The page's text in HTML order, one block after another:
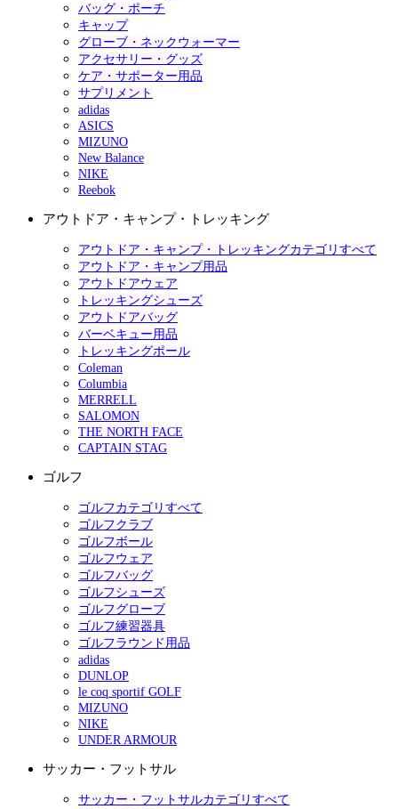
バッグ・ポーチ
キャップ
グローブ・ネックウォーマー
アクセサリー・グッズ
ケア・サポーター用品
サプリメント
adidas
ASICS
MIZUNO
New Balance
NIKE
Reebok
アウトドア・キャンプ・トレッキング
アウトドア・キャンプ・トレッキングカテゴリすべて
アウトドア・キャンプ用品
アウトドアウェア
トレッキングシューズ
アウトドアバッグ
バーベキュー用品
トレッキングポール
Coleman
Columbia
MERRELL
SALOMON
THE NORTH FACE
CAPTAIN STAG
ゴルフ
ゴルフカテゴリすべて
ゴルフクラブ
ゴルフボール
ゴルフウェア
ゴルフバッグ
ゴルフシューズ
ゴルフグローブ
ゴルフ練習器具
ゴルフラウンド用品
adidas
DUNLOP
le coq sportif GOLF
MIZUNO
NIKE
UNDER ARMOUR
サッカー・フットサル
サッカー・フットサルカテゴリすべて